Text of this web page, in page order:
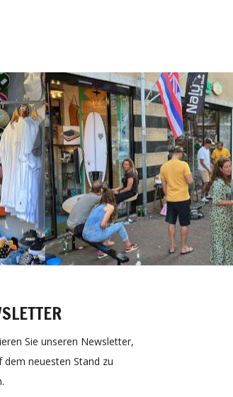
Sie unseren Newsletter,
dem neuesten Stand zu